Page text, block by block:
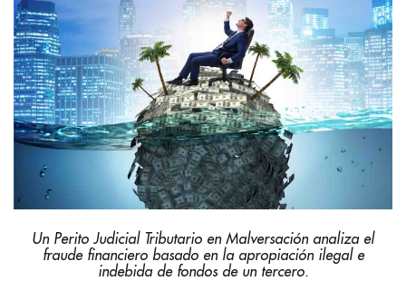
Un Perito Judicial Tributario en Malversación analiza el
fraude financiero basado en la apropiación ilegal e
indebida de fondos de un tercero.